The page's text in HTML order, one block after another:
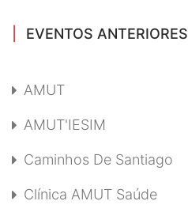
EVENTOS ANTERIORES
AMUT
AMUT'IESIM
Caminhos De Santiago
Clínica AMUT Saúde